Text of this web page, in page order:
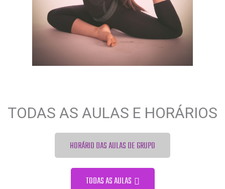
TODAS AS AULAS E HORÁRIOS
HORÁRIO DAS AULAS DE GRUPO
TODAS AS AULAS